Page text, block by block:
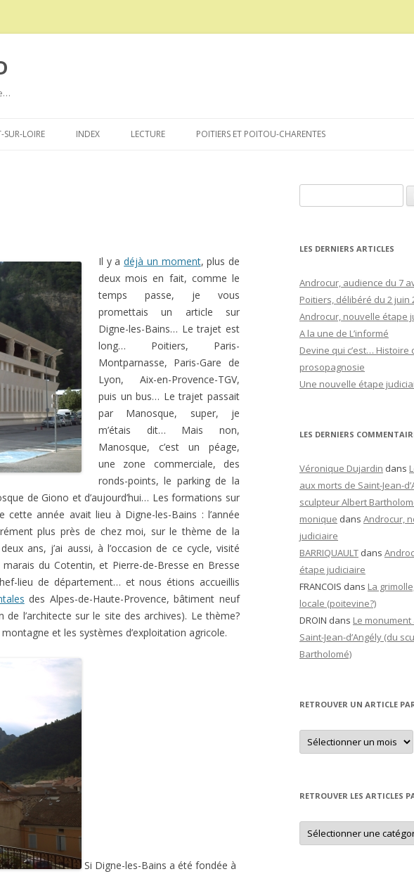
au
LOIRE INDEX LECTURE POITIERS ET POITOU-CHARENTES
Il y adéjà un moment, plus de
deux mois en fait, comme le
temps passe, je vous
promettais un article sur
Digne-les-Bains… Le trajet est
long… Poitiers, Paris-
Montparnasse, Paris-Gare de
Lyon, Aix-en-Provence-TGV,
puis un bus… Le trajet passait
par Manosque, super, je
m’étais dit… Mais non,
Manosque, c’est un péage,
une zone commerciale, des
ronds-points, le parking de la
de Giono et d’aujourd’hui… Les formations sur
année avait lieu à Digne-les-Bains : l’année
plus près de chez moi, sur le thème de la
ans, j’ai aussi, à l’occasion de ce cycle, visité
du Cotentin, et Pierre-de-Bresse en Bresse
lieu de département… et nous étions accueillis
des Alpes-de-Haute-Provence, bâtiment neuf
l’architecte sur le site des archives). Le thème?
et les systèmes d’exploitation agricole.
Si Digne-les-Bains a été fondée à
LES DERNIERS ARTICLES
Androcur, audience du 7
Poitiers, délibéré du 2 juin
Androcur, nouvelle étape
A la une de L’informé
Devine qui c’est… Histoire
prosopagnosie
Une nouvelle étape
LES DERNIERS
Véronique Dujardin dans
aux morts de Saint-Jean-
sculpteur Albert
monique dans Androcur,
judiciaire
BARRIQUAULT dans
étape judiciaire
FRANCOIS dans La
locale (poitevine?)
DROIN dans Le
Saint-Jean-d’Angély (du
Bartholomé)
RETROUVER UN ARTICLE
Retrouver
un
article
RETROUVER LES ARTICLES
Retrouver
les
articles